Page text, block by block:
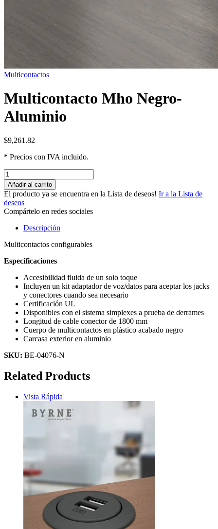
Multicontactos
Multicontacto Mho Negro-
Aluminio
$9,261.82
* Precios con IVA incluido.
Añadir al carrito
El producto ya se encuentra en la Lista de deseos! Ir a la Lista de
deseos
Compártelo en redes sociales
Descripción
Multicontactos configurables
Especificaciones
Accesibilidad fluida de un solo toque
Incluyen un kit adaptador de voz/datos para aceptar los jacks
y conectores cuando sea necesario
Certificación UL
Disponibles con el sistema simplexes a prueba de derrames
Longitud de cable conector de 1800 mm
Cuerpo de multicontactos en plástico acabado negro
Carcasa exterior en aluminio
SKU: BE-04076-N
Related Products
Vista Rápida